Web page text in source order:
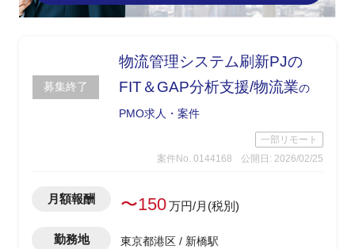
募集終了
物流管理システム刷新PJの
FIT＆GAP分析支援/物流業の
PMO求人・案件
一部リモート
案件No. 0144168
公開日: 2026/02/25
月額報酬 〜150万円/月(税別)
勤務地 東京都港区 / 新橋駅